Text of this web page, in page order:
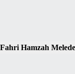
Fahri Hamzah